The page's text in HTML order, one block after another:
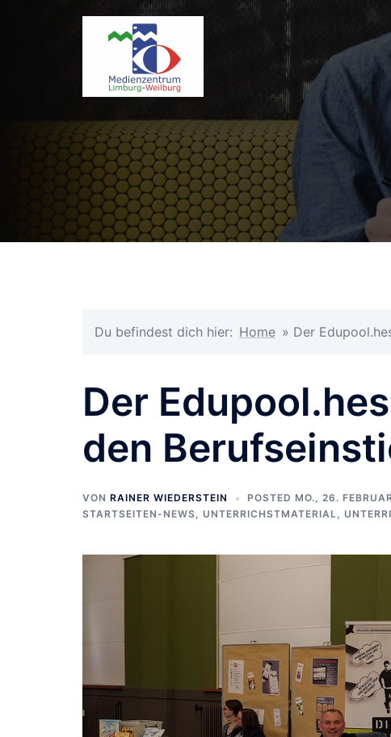
Du befindest dich hier: Home » Der
Der
den
VON RAINER WIEDERSTEIN POSTED MO., 26.
STARTSEITEN-NEWS, UNTERRICHSTMATERIAL,